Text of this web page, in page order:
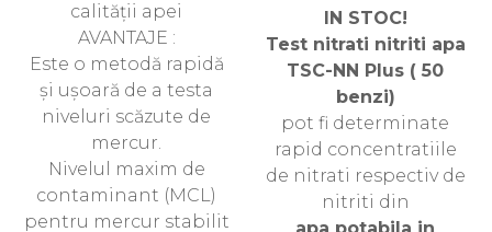
calității apei
AVANTAJE :
Este o metodă rapidă
și ușoară de a testa
niveluri scăzute de
mercur.
Nivelul maxim de
contaminant (MCL)
pentru mercur stabilit
IN STOC!
Test nitrati nitriti apa
TSC-NN Plus ( 50
benzi)
pot fi determinate
rapid concentratiile
de nitrati respectiv de
nitriti din